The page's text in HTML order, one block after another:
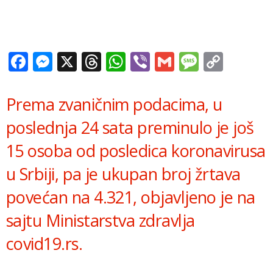
Facebook
Messenger
X Threads
WhatsApp
ViberGmail
Prema zvaničnim podacima, u
poslednja 24 sata preminulo je još
15 osoba od posledica koronavirusa
u Srbiji, pa je ukupan broj žrtava
povećan na 4.321, objavljeno je na
sajtu Ministarstva zdravlja
covid19.rs.